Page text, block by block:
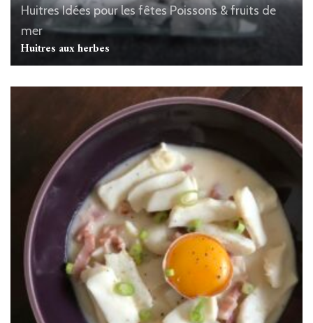
HuitresIdées pour les fêtes Poissons & fruits de
mer
Huitres aux herbes